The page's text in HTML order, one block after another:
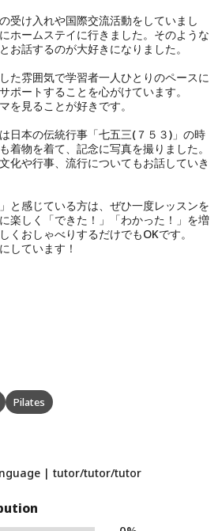
受け入れや国際交流活動をしていまし
ホームステイに行きました。そのような
お話するのが大好きになりました。
た雰囲気で学習者一人ひとりのペースに
ポートすることを心がけています。
を見ることが好きです。
日本の伝統行事「七五三(７５３)」の時
着物を着て、記念に写真を撮りました。
化や行事、流行についてもお話していき
と感じている方は、ぜひ一度レッスンを
楽しく「できた！」「わかった！」を増
くおしゃべりするだけでもOKです。
しています！
Pilates
| tutor/tutor/tutor